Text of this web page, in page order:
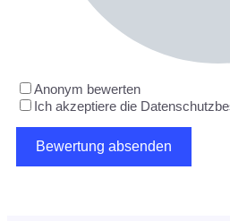
Anonym bewerten
Ich akzeptiere die